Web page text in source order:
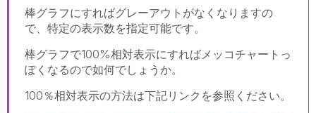
棒グラフにすればグレーアウトがなくなりますの
で、特定の表示数を指定可能です。
棒グラフで100%相対表示にすればメッコチャートっ
ぽくなるので如何でしょうか。
100％相対表示の方法は下記リンクを参照ください。